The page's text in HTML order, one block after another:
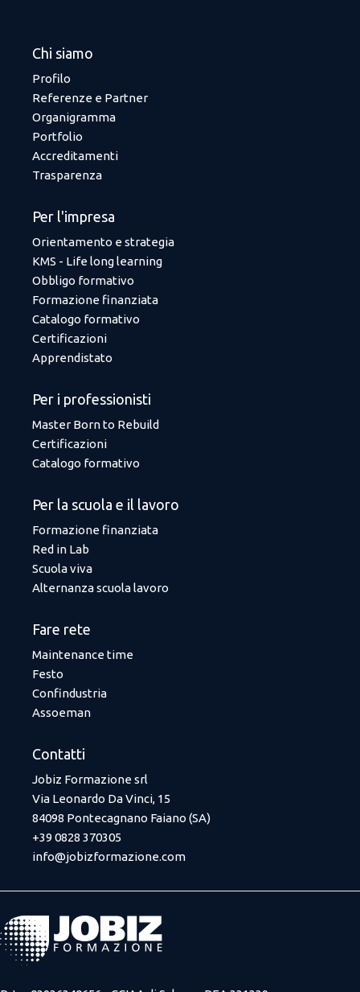
Chi siamo
Profilo
Referenze e Partner
Organigramma
Portfolio
Accreditamenti
Trasparenza
Per l'impresa
Orientamento e strategia
KMS - Life long learning
Obbligo formativo
Formazione finanziata
Catalogo formativo
Certificazioni
Apprendistato
Per i professionisti
Master Born to Rebuild
Certificazioni
Catalogo formativo
Per la scuola e il lavoro
Formazione finanziata
Red in Lab
Scuola viva
Alternanza scuola lavoro
Fare rete
Maintenance time
Festo
Confindustria
Assoeman
Contatti
Jobiz Formazione srl
Via Leonardo Da Vinci, 15
84098 Pontecagnano Faiano (SA)
+39 0828 370305
info@jobizformazione.com